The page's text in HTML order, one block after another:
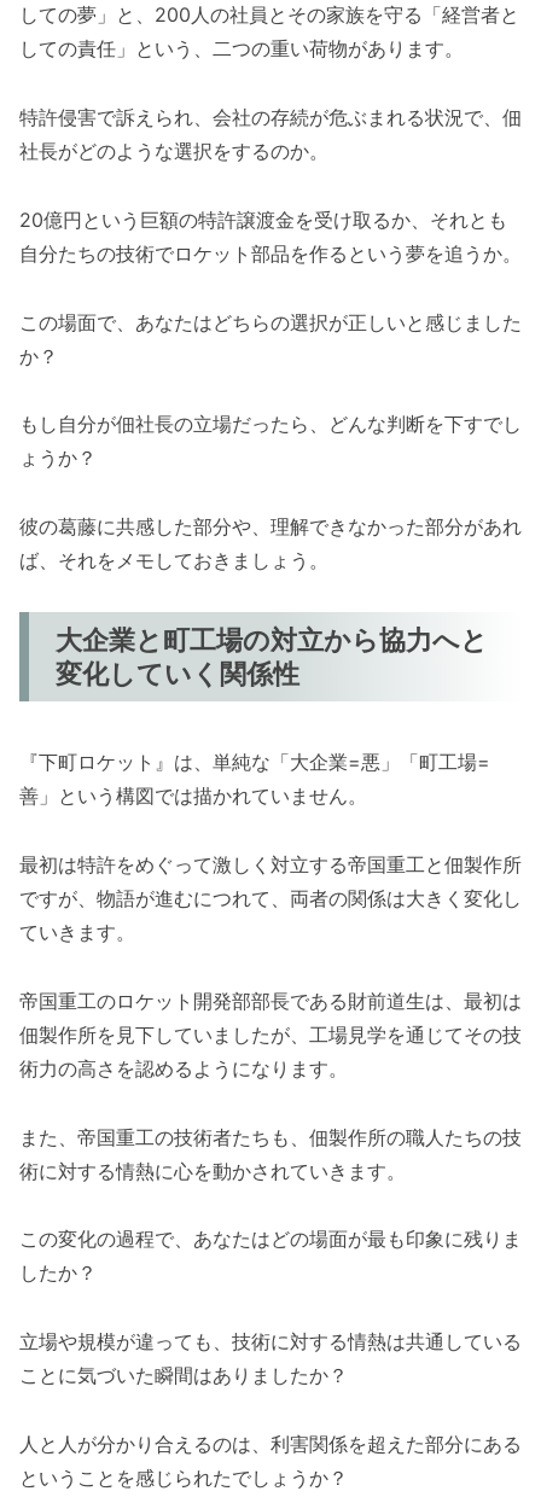
しての夢」と、200人の社員とその家族を守る「経営者と
しての責任」という、二つの重い荷物があります。
特許侵害で訴えられ、会社の存続が危ぶまれる状況で、佃
社長がどのような選択をするのか。
20億円という巨額の特許譲渡金を受け取るか、それとも
自分たちの技術でロケット部品を作るという夢を追うか。
この場面で、あなたはどちらの選択が正しいと感じました
か？
もし自分が佃社長の立場だったら、どんな判断を下すでし
ょうか？
彼の葛藤に共感した部分や、理解できなかった部分があれ
ば、それをメモしておきましょう。
大企業と町工場の対立から協力へと
変化していく関係性
『下町ロケット』は、単純な「大企業=悪」「町工場=
善」という構図では描かれていません。
最初は特許をめぐって激しく対立する帝国重工と佃製作所
ですが、物語が進むにつれて、両者の関係は大きく変化し
ていきます。
帝国重工のロケット開発部部長である財前道生は、最初は
佃製作所を見下していましたが、工場見学を通じてその技
術力の高さを認めるようになります。
また、帝国重工の技術者たちも、佃製作所の職人たちの技
術に対する情熱に心を動かされていきます。
この変化の過程で、あなたはどの場面が最も印象に残りま
したか？
立場や規模が違っても、技術に対する情熱は共通している
ことに気づいた瞬間はありましたか？
人と人が分かり合えるのは、利害関係を超えた部分にある
ということを感じられたでしょうか？